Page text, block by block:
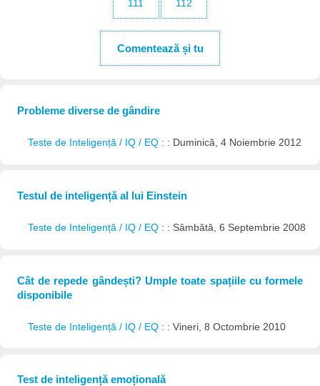
111 112
Comentează și tu
Probleme diverse de gândire
Teste de Inteligență / IQ / EQ : : Duminică, 4 Noiembrie 2012
Testul de inteligență al lui Einstein
Teste de Inteligență / IQ / EQ : : Sâmbătă, 6 Septembrie 2008
Cât de repede gândești? Umple toate spațiile cu formele
disponibile
Teste de Inteligență / IQ / EQ : : Vineri, 8 Octombrie 2010
Test de inteligență emoțională